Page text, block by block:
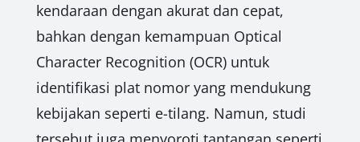
kendaraan dengan akurat dan cepat,
bahkan dengan kemampuan Optical
Character Recognition (OCR) untuk
identifikasi plat nomor yang mendukung
kebijakan seperti e-tilang. Namun, studi